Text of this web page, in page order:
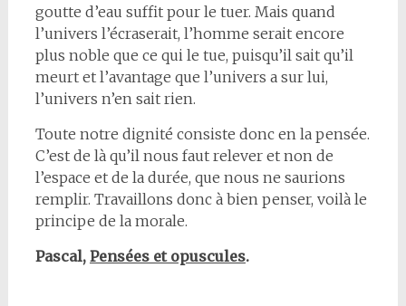
goutte d’eau suffit pour le tuer. Mais quand
l’univers l’écraserait, l’homme serait encore
plus noble que ce qui le tue, puisqu’il sait qu’il
meurt et l’avantage que l’univers a sur lui,
l’univers n’en sait rien.
Toute notre dignité consiste donc en la pensée.
C’est de là qu’il nous faut relever et non de
l’espace et de la durée, que nous ne saurions
remplir. Travaillons donc à bien penser, voilà le
principe de la morale.
Pascal, Pensées et opuscules.